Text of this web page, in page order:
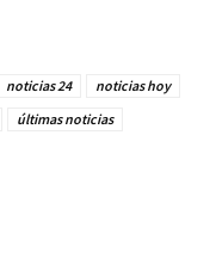
noticias 24
noticias hoy
últimas noticias